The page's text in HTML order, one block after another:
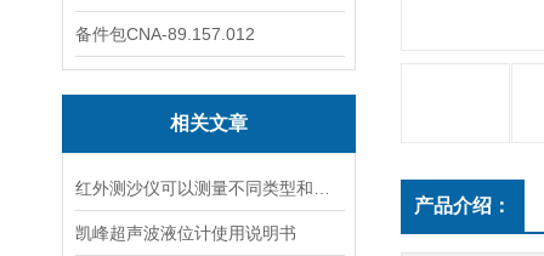
备件包CNA-89.157.012
相关文章
凯峰超声波液位计使用说明书
产品介绍：